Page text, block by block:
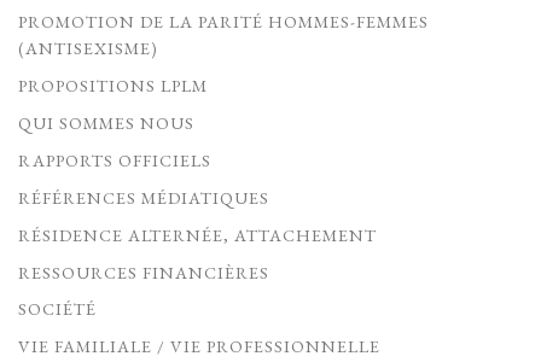
PROMOTION DE LA PARITÉ HOMMES-FEMMES
(ANTISEXISME)
PROPOSITIONS LPLM
QUI SOMMES NOUS
RAPPORTS OFFICIELS
RÉFÉRENCES MÉDIATIQUES
RÉSIDENCE ALTERNÉE, ATTACHEMENT
RESSOURCES FINANCIÈRES
SOCIÉTÉ
VIE FAMILIALE / VIE PROFESSIONNELLE